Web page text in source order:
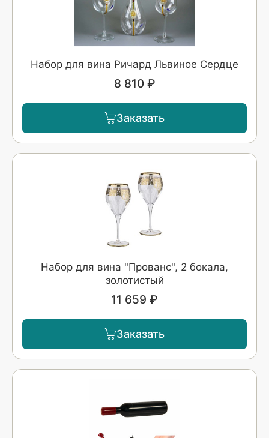
Набор для вина Ричард Львиное Сердце
8 810 ₽
Заказать
Набор для вина "Прованс", 2 бокала,
золотистый
11 659 ₽
Заказать